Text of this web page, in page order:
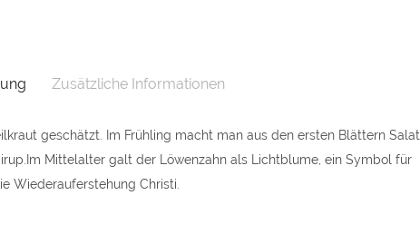
Zusätzliche Informationen
geschätzt. Im Frühling macht man aus den ersten Blättern Salat
Mittelalter galt der Löwenzahn als Lichtblume, ein Symbol für
Wiederauferstehung Christi.